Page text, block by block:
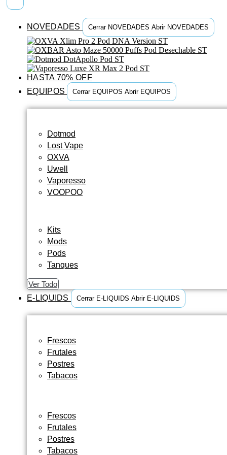
NOVEDADES Cerrar NOVEDADES Abrir NOVEDADES
HASTA 70% OFF
EQUIPOS
Cerrar EQUIPOS Abrir EQUIPOS
Dotmod
Lost Vape
OXVA
Uwell
Vaporesso
VOOPOO
Kits
Mods
Pods
Tanques
Ver Todo
E-LIQUIDS
Cerrar E-LIQUIDS Abrir E-LIQUIDS
Frescos
Frutales
Postres
Tabacos
Frescos
Frutales
Postres
Tabacos